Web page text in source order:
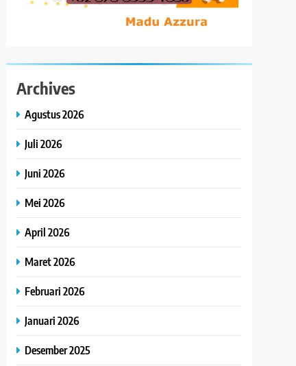
Archives
Agustus 2026
Juli 2026
Juni 2026
Mei 2026
April 2026
Maret 2026
Februari 2026
Januari 2026
Desember 2025